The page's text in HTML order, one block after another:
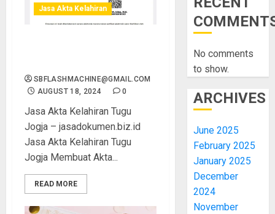
Jasa Akta Kelahiran
SBFLASHMACHINE@GMAIL.COM
AUGUST 18, 2024
0
Jasa Akta Kelahiran Tugu
Jogja – jasadokumen.biz.id
Jasa Akta Kelahiran Tugu
Jogja Membuat Akta...
READ MORE
No comments
to show.
ARCHIVES
June 2025
February 2025
January 2025
December
2024
November